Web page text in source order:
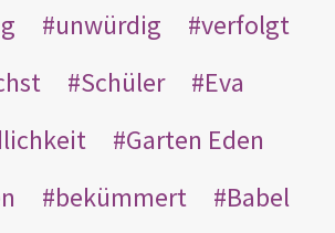
unwürdig
verfolgt
Schüler
Eva
Garten Eden
bekümmert
Babel